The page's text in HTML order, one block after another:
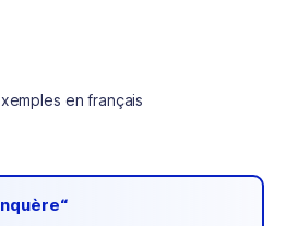
en français